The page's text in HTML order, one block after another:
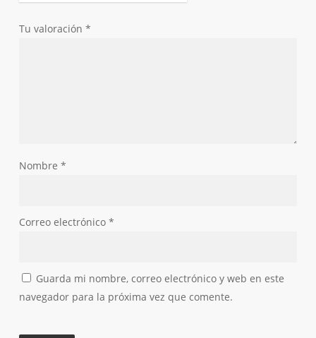
Tu valoración *
Nombre *
Correo electrónico *
Guarda mi nombre, correo electrónico y web en este
navegador para la próxima vez que comente.